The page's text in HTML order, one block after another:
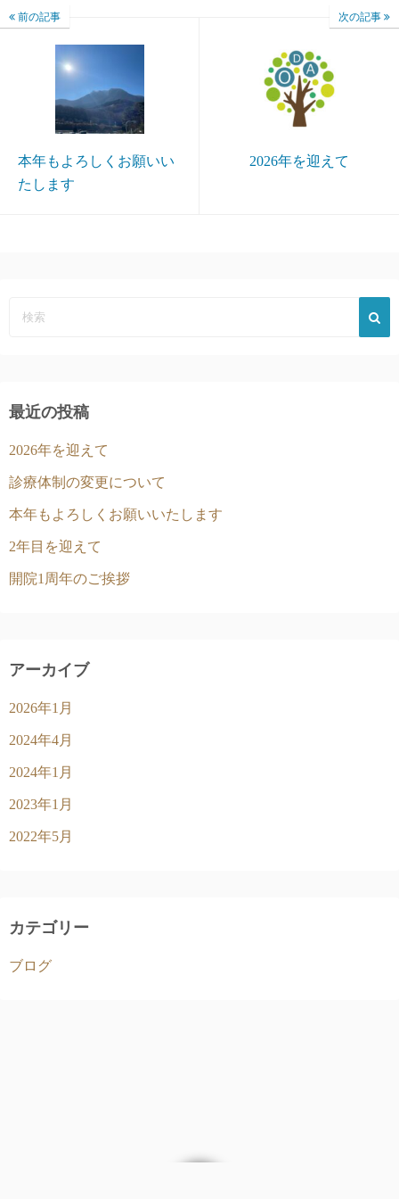
前の記事
本年もよろしくお願いい
たします
次の記事
2026年を迎えて
最近の投稿
2026年を迎えて
診療体制の変更について
本年もよろしくお願いいたします
2年目を迎えて
開院1周年のご挨拶
アーカイブ
2026年1月
2024年4月
2024年1月
2023年1月
2022年5月
カテゴリー
ブログ